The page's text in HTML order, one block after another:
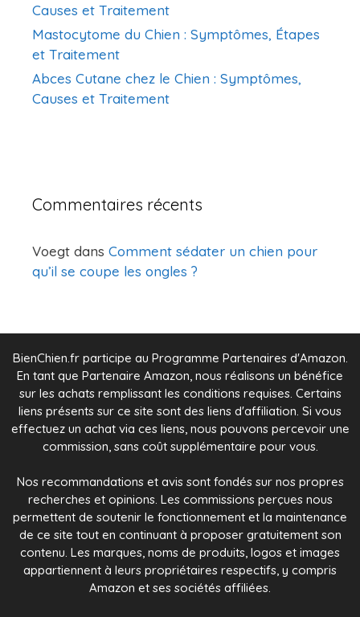
Causes et Traitement
Mastocytome du Chien : Symptômes, Étapes
et Traitement
Abces Cutane chez le Chien : Symptômes,
Causes et Traitement
Commentaires récents
Voegt dans Comment sédater un chien pour
qu’il se coupe les ongles ?
BienChien.fr participe au Programme Partenaires d'Amazon.
En tant que Partenaire Amazon, nous réalisons un bénéfice
sur les achats remplissant les conditions requises. Certains
liens présents sur ce site sont des liens d'affiliation. Si vous
effectuez un achat via ces liens, nous pouvons percevoir une
commission, sans coût supplémentaire pour vous.
Nos recommandations et avis sont fondés sur nos propres
recherches et opinions. Les commissions perçues nous
permettent de soutenir le fonctionnement et la maintenance
de ce site tout en continuant à proposer gratuitement son
contenu. Les marques, noms de produits, logos et images
appartiennent à leurs propriétaires respectifs, y compris
Amazon et ses sociétés affiliées.